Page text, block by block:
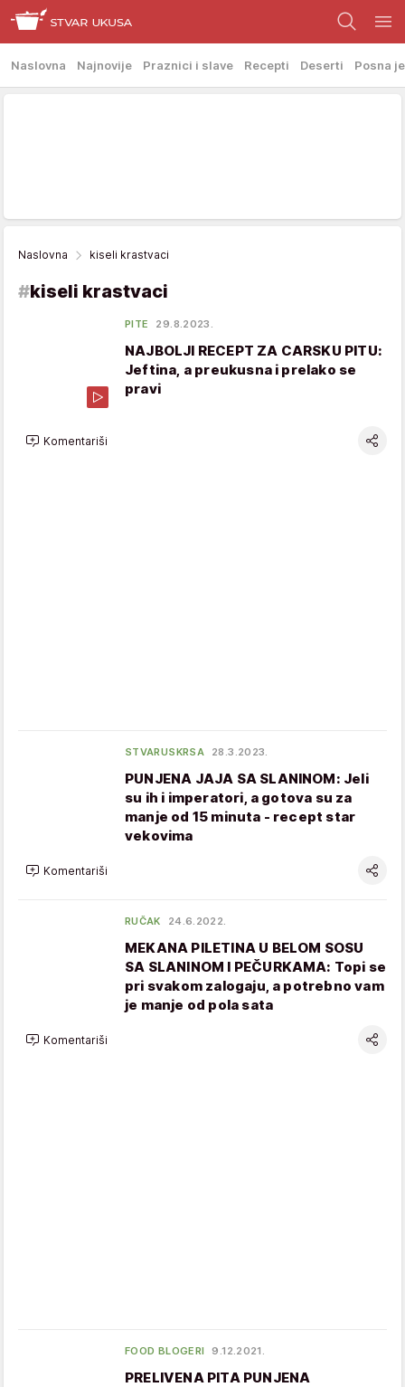
Naslovna Najnovije Praznici i slave Recepti Deserti Posna
Naslovna kiseli krastvaci
#kiseli krastvaci
PITE 29.8.2023.
NAJBOLJI RECEPT ZA CARSKU PITU:
Jeftina, a preukusna i prelako se
pravi
Komentariši
STVARUSKRSA 28.3.2023.
PUNJENA JAJA SA SLANINOM: Jeli
su ih i imperatori, a gotova su za
manje od 15 minuta - recept star
vekovima
Komentariši
RUČAK 24.6.2022.
MEKANA PILETINA U BELOM SOSU
SA SLANINOM I PEČURKAMA: Topi se
pri svakom zalogaju, a potrebno vam
je manje od pola sata
Komentariši
FOOD BLOGERI 9.12.2021.
PRELIVENA PITA PUNJENA